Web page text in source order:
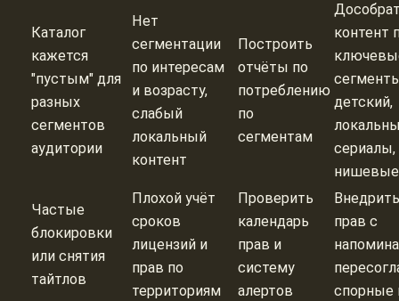
Каталог
кажется
"пустым" для
разных
сегментов
аудитории
Нет
сегментации
по интересам
и возрасту,
слабый
локальный
контент
Построить
отчёты по
потреблению
по
сегментам
контент
детский,
сериалы,
Частые
блокировки
или снятия
тайтлов
Плохой учёт
сроков
лицензий и
прав по
территориям
Проверить
календарь
прав и
систему
алертов
прав с
спорные